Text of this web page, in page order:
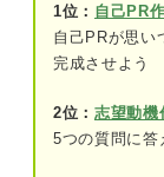
1位： 自己PR
自己PRが思い
完成させよう
2位： 志望動機
5つの質問に答